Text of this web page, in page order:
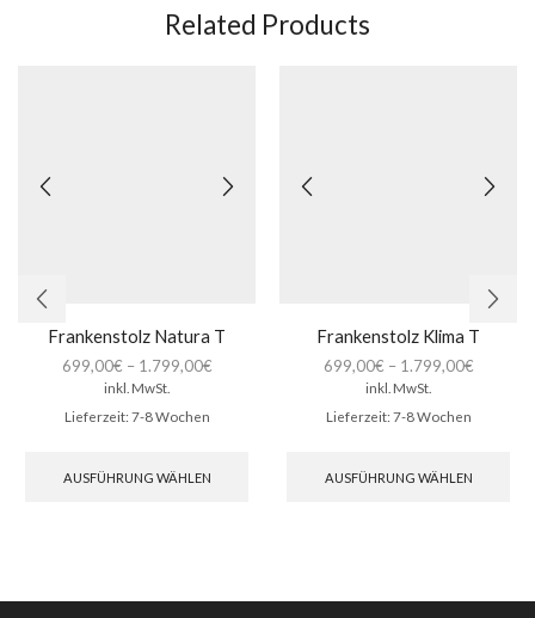
Related Products
Frankenstolz Natura T
699,00€ – 1.799,00€
inkl. MwSt.
Lieferzeit: 7-8 Wochen
AUSFÜHRUNG WÄHLEN
Optionen
Frankenstolz Klima T
699,00€ – 1.799,00€
inkl. MwSt.
Lieferzeit: 7-8 Wochen
AUSFÜHRUNG WÄHLEN